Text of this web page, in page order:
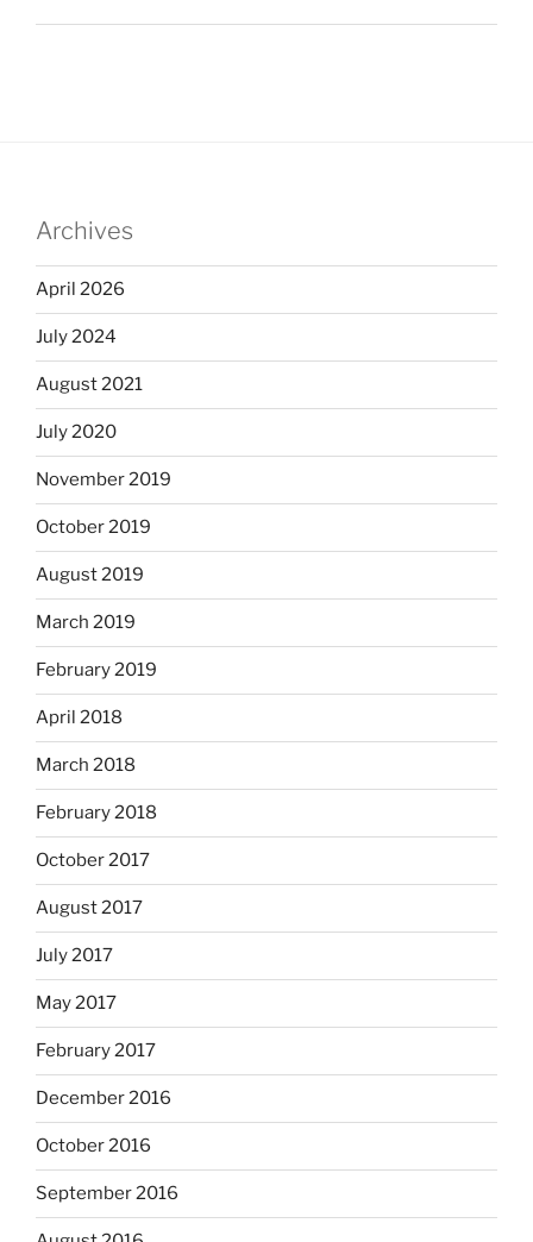
Archives
April 2026
July 2024
August 2021
July 2020
November 2019
October 2019
August 2019
March 2019
February 2019
April 2018
March 2018
February 2018
October 2017
August 2017
July 2017
May 2017
February 2017
December 2016
October 2016
September 2016